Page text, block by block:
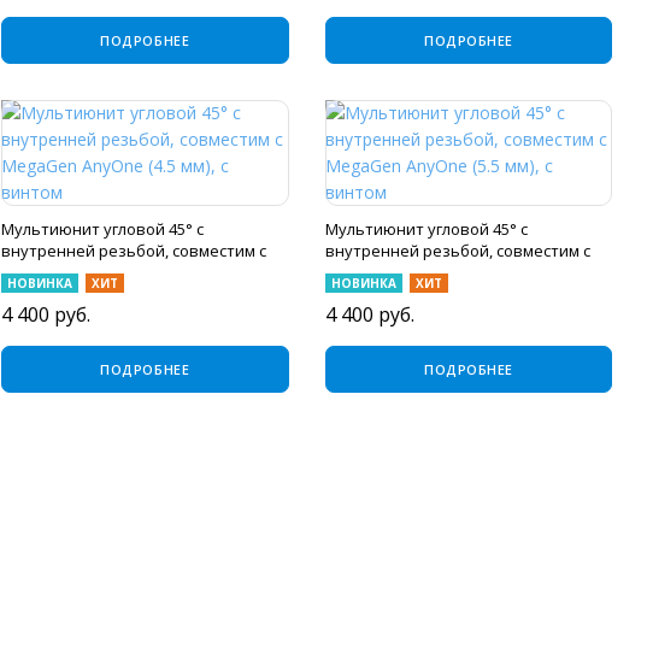
ПОДРОБНЕЕ ПОДРОБНЕЕ
Мультиюнит угловой 45° с
внутренней резьбой, совместим с
MegaGen AnyOne (4.5 мм), с винтом
НОВИНКА ХИТ
4 400 руб.
ПОДРОБНЕЕ
Мультиюнит угловой 45° с
внутренней резьбой, совместим с
MegaGen AnyOne (5.5 мм), с винтом
НОВИНКА ХИТ
4 400 руб.
ПОДРОБНЕЕ